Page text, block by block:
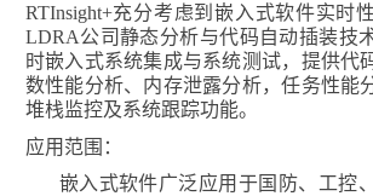
RTInsight+充分考虑到嵌入式软件实时
LDRA公司静态分析与代码自动插装技
时嵌入式系统集成与系统测试，提供代
数性能分析、内存泄露分析，任务性能
堆栈监控及系统跟踪功能。
应用范围：
嵌入式软件广泛应用于国防、工控